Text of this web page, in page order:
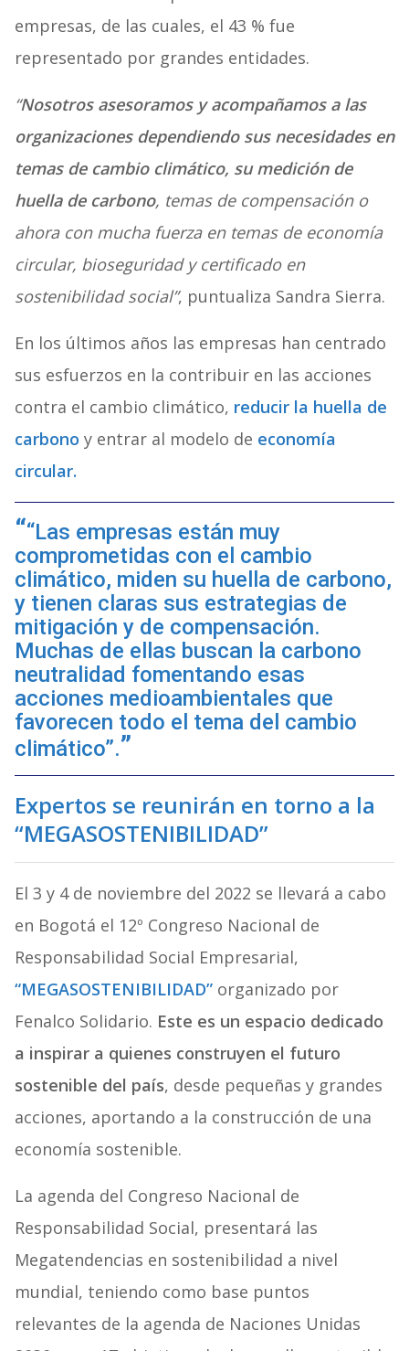
empresas, de las cuales, el 43 % fue
representado por grandes entidades.
“Nosotros asesoramos y acompañamos a las
organizaciones dependiendo sus necesidades en
temas de cambio climático, su medición de
huella de carbono, temas de compensación o
ahora con mucha fuerza en temas de economía
circular, bioseguridad y certificado en
sostenibilidad social”, puntualiza Sandra Sierra.
En los últimos años las empresas han centrado
sus esfuerzos en la contribuir en las acciones
contra el cambio climático, reducir la huella de
carbono y entrar al modelo de economía
circular.
“Las empresas están muy
comprometidas con el cambio
climático, miden su huella de carbono,
y tienen claras sus estrategias de
mitigación y de compensación.
Muchas de ellas buscan la carbono
neutralidad fomentando esas
acciones medioambientales que
favorecen todo el tema del cambio
climático”.
Expertos se reunirán en torno a la
“MEGASOSTENIBILIDAD”
El 3 y 4 de noviembre del 2022 se llevará a cabo
en Bogotá el 12º Congreso Nacional de
Responsabilidad Social Empresarial,
“MEGASOSTENIBILIDAD”organizado por
Fenalco Solidario. Este es un espacio dedicado
a inspirar a quienes construyen el futuro
sostenible del país, desde pequeñas y grandes
acciones, aportando a la construcción de una
economía sostenible.
La agenda del Congreso Nacional de
Responsabilidad Social, presentará las
Megatendencias en sostenibilidad a nivel
mundial, teniendo como base puntos
relevantes de la agenda de Naciones Unidas